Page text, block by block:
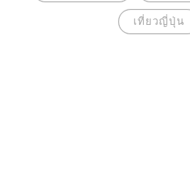
เที่ยวญี่ปุ่น